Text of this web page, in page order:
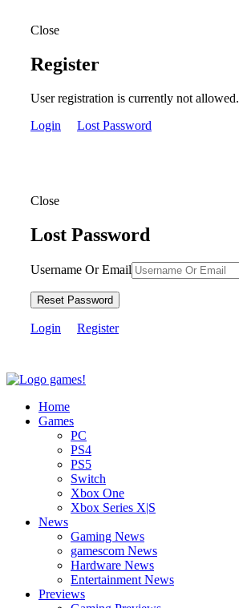
Close
Register
User registration is currently not allowed.
Login
Lost Password
Close
Lost Password
Username Or Email
Reset Password
Login Register
Home
Games
PC
PS4
PS5
Switch
Xbox One
Xbox Series X|S
News
Gaming News
gamescom News
Hardware News
Entertainment News
Previews